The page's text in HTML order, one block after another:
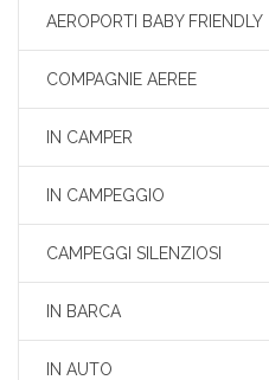
AEROPORTI BABY FRIENDLY
COMPAGNIE AEREE
IN CAMPER
IN CAMPEGGIO
CAMPEGGI SILENZIOSI
IN BARCA
IN AUTO